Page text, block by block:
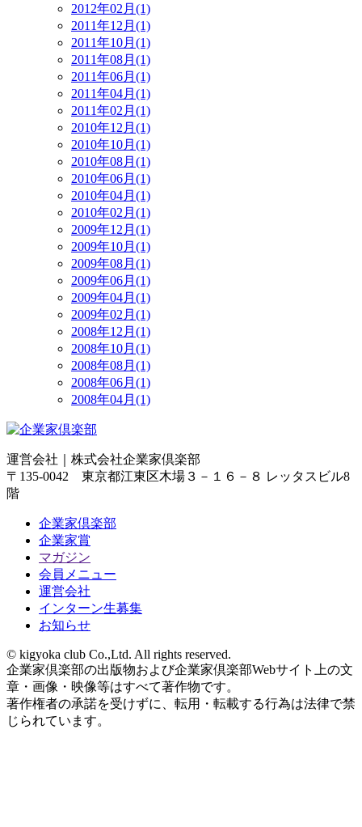
2012年02月(1)
2011年12月(1)
2011年10月(1)
2011年08月(1)
2011年06月(1)
2011年04月(1)
2011年02月(1)
2010年12月(1)
2010年10月(1)
2010年08月(1)
2010年06月(1)
2010年04月(1)
2010年02月(1)
2009年12月(1)
2009年10月(1)
2009年08月(1)
2009年06月(1)
2009年04月(1)
2009年02月(1)
2008年12月(1)
2008年10月(1)
2008年08月(1)
2008年06月(1)
2008年04月(1)
運営会社｜ 株式会社企業家倶楽部
〒135-0042 東京都江東区木場３－１６－８ レッタスビル8
階
企業家倶楽部
企業家賞
マガジン
会員メニュー
運営会社
インターン生募集
お知らせ
© kigyoka club Co.,Ltd. All rights reserved.
企業家倶楽部の出版物および企業家倶楽部Webサイト上の文
章・画像・映像等はすべて著作物です。
著作権者の承諾を受けずに、転用・転載する行為は法律で禁
じられています。